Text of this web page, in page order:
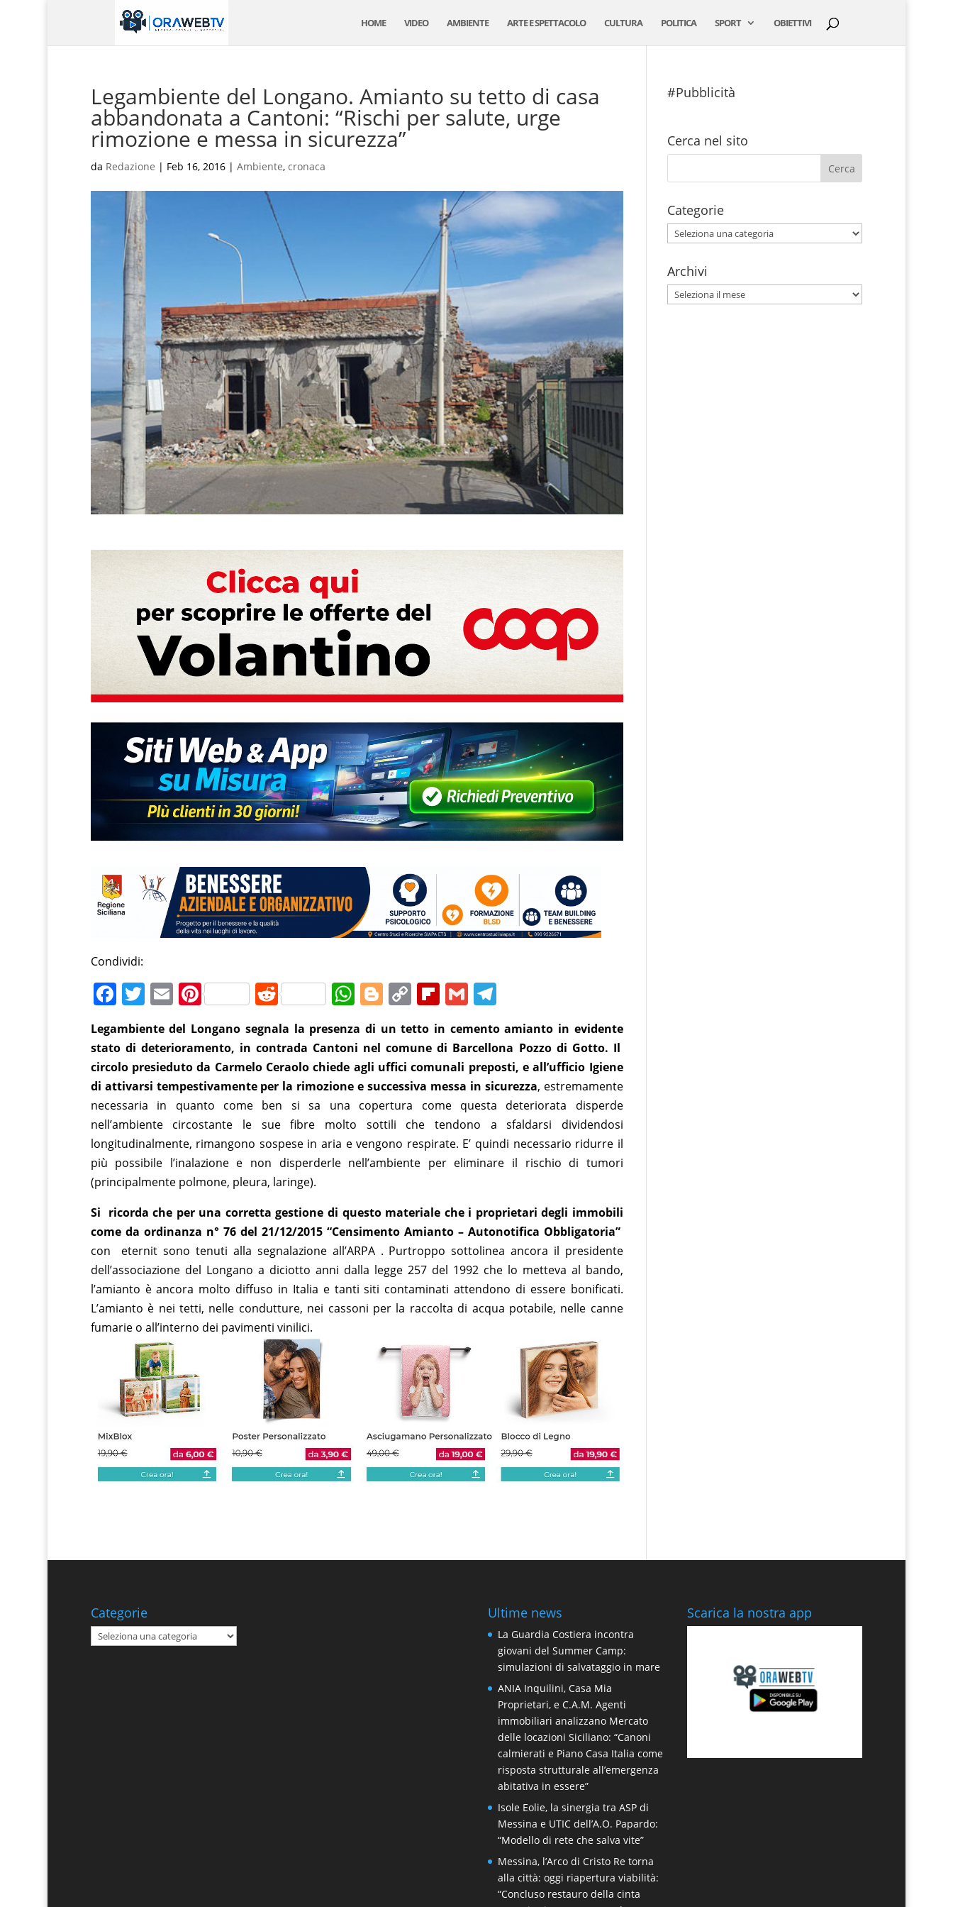
HOME VIDEO AMBIENTE ARTE E SPETTACOLO CULTURA POLITICA SPORT OBIETTIVI
Legambiente del Longano. Amianto su tetto di casa
abbandonata a Cantoni: “Rischi per salute, urge
rimozione e messa in sicurezza”
da Redazione | Feb 16, 2016| Ambiente, cronaca
Condividi:
F
a
c
e
b
o
o
k
T
w
itt
er
E
m
ai
l
Pi
nt
er
e
st
R
e
d
di
t
W
h
at
s
A
p
p
Bl
o
g
g
er
C
o
p
y
Li
n
k
Fl
ip
b
o
ar
d
G
m
ai
l
T
e
gr
a
m
Legambiente del Longano segnala la presenza di un tetto in cemento amianto in evidente
stato di deterioramento, in contrada Cantoni nel comune di Barcellona Pozzo di Gotto. Il
circolo presieduto da Carmelo Ceraolo chiede agli uffici comunali preposti, e all’ufficio Igiene
di attivarsi tempestivamente per la rimozione e successiva messa in sicurezza, estremamente
necessaria in quanto come ben si sa una copertura come questa deteriorata disperde
nell’ambiente circostante le sue fibre molto sottili che tendono a sfaldarsi dividendosi
longitudinalmente, rimangono sospese in aria e vengono respirate. E’ quindi necessario ridurre il
più possibile l’inalazione e non disperderle nell’ambiente per eliminare il rischio di tumori
(principalmente polmone, pleura, laringe).
Si ricorda che per una corretta gestione di questo materiale che i proprietari degli immobili
come da ordinanza n° 76 del 21/12/2015 “Censimento Amianto – Autonotifica Obbligatoria”
con eternit sono tenuti alla segnalazione all’ARPA . Purtroppo sottolinea ancora il presidente
dell’associazione del Longano a diciotto anni dalla legge 257 del 1992 che lo metteva al bando,
l’amianto è ancora molto diffuso in Italia e tanti siti contaminati attendono di essere bonificati.
L’amianto è nei tetti, nelle condutture, nei cassoni per la raccolta di acqua potabile, nelle canne
fumarie o all’interno dei pavimenti vinilici.
#Pubblicità
Cerca nel sito
Categorie
Categorie
Archivi
Archivi
Categorie
Categorie
Ultime news
La Guardia Costiera incontra
giovani del Summer Camp:
simulazioni di salvataggio in mare
ANIA Inquilini, Casa Mia
Proprietari, e C.A.M. Agenti
immobiliari analizzano Mercato
delle locazioni Siciliano: “Canoni
calmierati e Piano Casa Italia come
risposta strutturale all’emergenza
abitativa in essere”
Isole Eolie, la sinergia tra ASP di
Messina e UTIC dell’A.O. Papardo:
“Modello di rete che salva vite”
Messina, l’Arco di Cristo Re torna
alla città: oggi riapertura viabilità:
“Concluso restauro della cinta
Scarica la nostra app